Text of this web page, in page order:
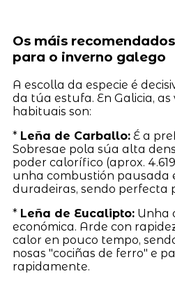
Os máis
para o inverno galego
A escolla da especie é
da túa estufa. En Galicia, as
habituais son:
* Leña de Carballo:É a
Sobresae pola súa alta
poder calorífico (aprox.
unha combustión pausada
duradeiras, sendo perfecta
* Leña de Eucalipto:Unha
económica. Arde con
calor en pouco tempo,
nosas "cociñas de ferro" e
rapidamente.